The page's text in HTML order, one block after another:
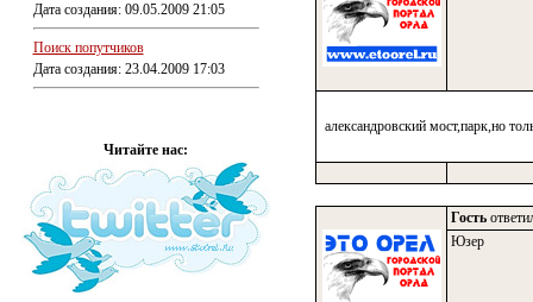
Дата создания: 09.05.2009 21:05
Поиск попутчиков
Дата создания: 23.04.2009 17:03
Читайте нас:
александровский мост,парк,но
Гость
Юзер